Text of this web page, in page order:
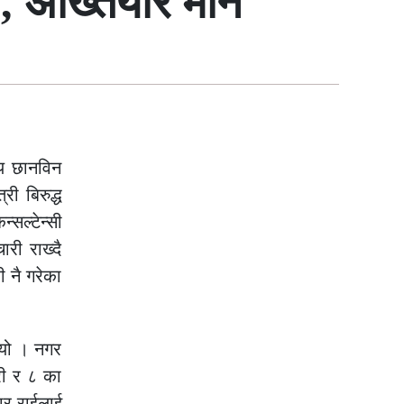
छानविन
बिरुद्ध
राख्दै
नै गरेका
। नगर
र ८ का